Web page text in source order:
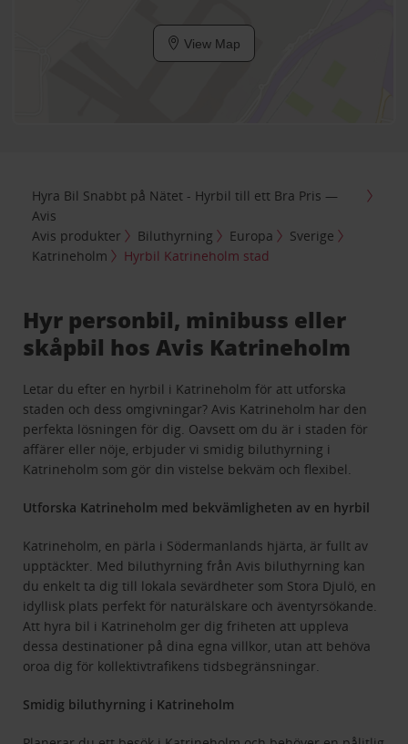
View Map
Hyra Bil Snabbt på Nätet - Hyrbil till ett Bra Pris —
Avis
Avis produkter
Biluthyrning Europa
Sverige
Katrineholm
Hyrbil Katrineholm stad
Hyr personbil, minibuss eller
skåpbil hos Avis Katrineholm
Letar du efter en hyrbil i Katrineholm för att utforska
staden och dess omgivningar? Avis Katrineholm har den
perfekta lösningen för dig. Oavsett om du är i staden för
affärer eller nöje, erbjuder vi smidig biluthyrning i
Katrineholm som gör din vistelse bekväm och flexibel.
Utforska Katrineholm med bekvämligheten av en hyrbil
Katrineholm, en pärla i Södermanlands hjärta, är fullt av
upptäckter. Med biluthyrning från Avis biluthyrning kan
du enkelt ta dig till lokala sevärdheter som Stora Djulö, en
idyllisk plats perfekt för naturälskare och äventyrsökande.
Att hyra bil i Katrineholm ger dig friheten att uppleva
dessa destinationer på dina egna villkor, utan att behöva
oroa dig för kollektivtrafikens tidsbegränsningar.
Smidig biluthyrning i Katrineholm